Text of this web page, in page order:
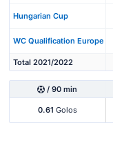
Hungarian Cup
WC Qualification Europe
Total 2021/2022
/ 90 min
0.61 Golos